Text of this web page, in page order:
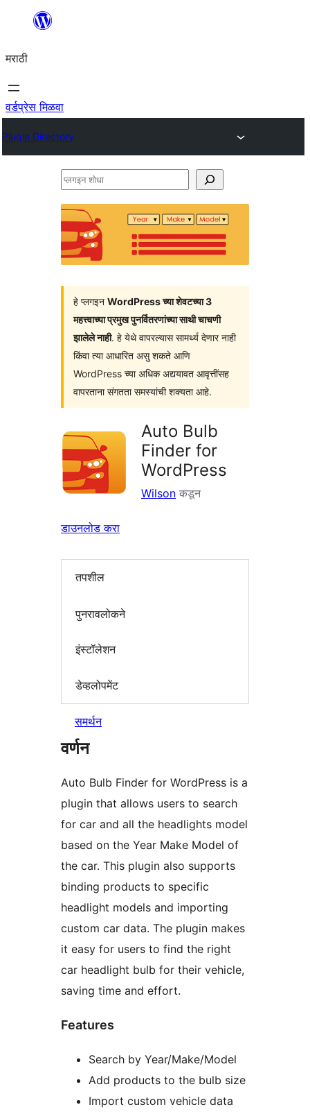
सामुग्रीवर
मराठी
वर्डप्रेस मिळवा
Plugin Directory
प्लगइन
हे प्लगइन WordPress च्या शेवटच्या 3
महत्त्वाच्या प्रमुख पुनर्वितरणांच्या साथी चाचणी
झालेले नाही. हे येथे वापरल्यास सामर्थ्य देणार नाही
किंवा त्या आधारित असु शकते आणि
WordPress च्या अधिक अद्ययावत आवृत्तींसह
वापरताना संगतता समस्यांची शक्यता आहे.
Auto Bulb
Finder for
WordPress
Wilson कडून
डाउनलोड करा
तपशील
पुनरावलोकने
इंस्टॉलेशन
डेव्हलोपमेंट
समर्थन
वर्णन
Auto Bulb Finder for WordPress is a
plugin that allows users to search
for car and all the headlights model
based on the Year Make Model of
the car. This plugin also supports
binding products to specific
headlight models and importing
custom car data. The plugin makes
it easy for users to find the right
car headlight bulb for their vehicle,
saving time and effort.
Features
Search by Year/Make/Model
Add products to the bulb size
Import custom vehicle data